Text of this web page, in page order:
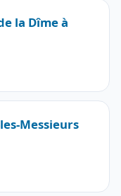
la Dîme à
Messieurs